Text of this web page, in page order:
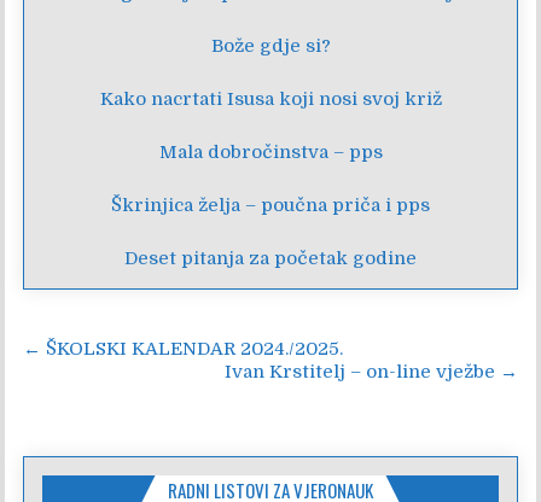
Bože gdje si?
Kako nacrtati Isusa koji nosi svoj križ
Mala dobročinstva – pps
Škrinjica želja – poučna priča i pps
Deset pitanja za početak godine
Navigacija
← ŠKOLSKI KALENDAR 2024./2025.
Ivan Krstitelj – on-line vježbe →
RADNI LISTOVI ZA VJERONAUK